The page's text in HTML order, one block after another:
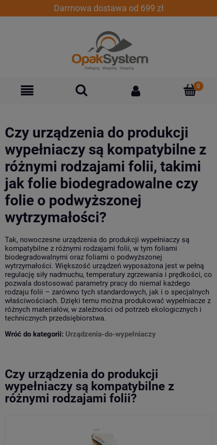
Darmowa dostawa od 699 zł
Czy urządzenia do produkcji
wypełniaczy są kompatybilne z
różnymi rodzajami folii, takimi
jak folie biodegradowalne czy
folie o podwyższonej
wytrzymałości?
Tak, nowoczesne urządzenia do produkcji wypełniaczy są
kompatybilne z różnymi rodzajami folii, w tym foliami
biodegradowalnymi oraz foliami o podwyższonej
wytrzymałości. Większość urządzeń wyposażona jest w pełną
regulację siły nadmuchu, temperatury zgrzewania i prędkości, co
pozwala dostosować parametry pracy do niemal każdego
rodzaju folii – zarówno tych standardowych, jak i o specjalnych
właściwościach. Dzięki temu można produkować wypełniacze z
różnych materiałów, w zależności od potrzeb ekologicznych i
technicznych przedsiębiorstwa.
Wróć do kategorii: Urządzenia-do-wypełniaczy
Czy urządzenia do produkcji
wypełniaczy są kompatybilne z
różnymi rodzajami folii?